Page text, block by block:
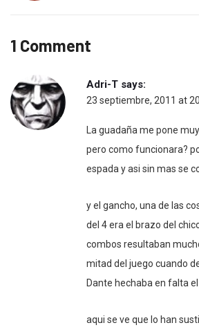
1 Comment
Adri-T says:
23 septiembre, 2011 at
La guadaña me pone
pero como funcionara?
espada y asi sin mas se
y el gancho, una de las
del 4 era el brazo del
combos resultaban
mitad del juego cuando
Dante hechaba en falta
aqui se ve que lo han